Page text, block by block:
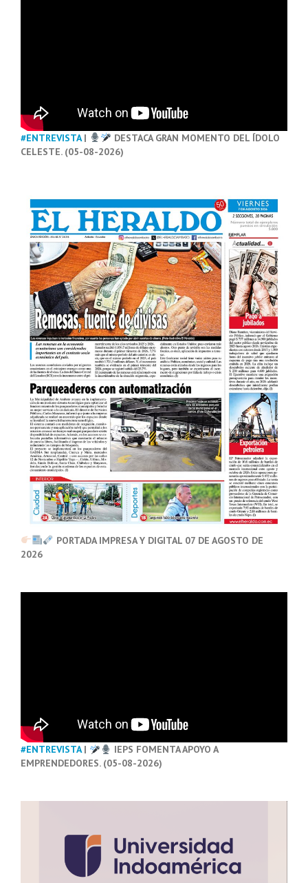
#ENTREVISTA|
DESTACA GRAN MOMENTO DEL ÍDOLO
CELESTE. (05-08-2026)
PORTADA IMPRESA Y DIGITAL 07 DE AGOSTO DE
2026
#ENTREVISTA|
IEPS FOMENTA APOYO A
EMPRENDEDORES. (05-08-2026)